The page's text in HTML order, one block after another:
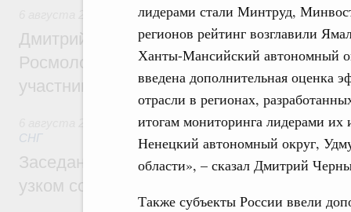
лидерами стали Минтруд,
регионов рейтинг возглавили
Ханты-Мансийский автономный
введена дополнительная оценка
отрасли в регионах,
итогам мониторинга лидерами их
Ненецкий автономный округ,
области», – сказал Дмитрий
Также субъекты России ввели
Молодёжная политика
Дмитрий Чернышенко, Сергей Кравцов и
Росмолодёжи Григорий Гуров
участников проекта «Кольцо открытий»
Евразийский экономический союз.
СНГ
Заседание Евразийского
узком составе